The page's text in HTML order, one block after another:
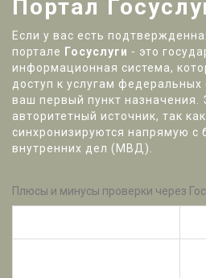
Портал
Если у вас есть
портале Госуслуги - это
информационная система,
доступ к услугам федеральных
ваш первый пункт назначения.
авторитетный источник, так
синхронизируются напрямую с
внутренних дел (МВД).
Плюсы и минусы проверки через